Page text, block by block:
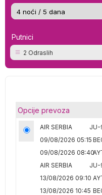
Putnici
2 Odraslih
Opcije prevoza
AIR SERBIA
09/08/2026 05:15
09/08/2026 08:40
AIR SERBIA
JU-
13/08/2026 09:10
13/08/2026 10:45